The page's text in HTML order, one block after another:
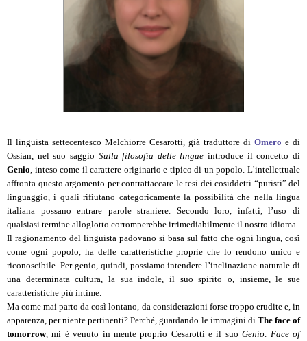
Il linguista settecentesco Melchiorre Cesarotti, già traduttore di Omero e di
Ossian, nel suo saggio Sulla filosofia delle lingue introduce il concetto di
Genio , inteso come il carattere originario e tipico di un popolo. L’intellettuale
affronta questo argomento per contrattaccare le tesi dei cosiddetti “puristi” del
linguaggio, i quali rifiutano categoricamente la possibilità che nella lingua
italiana possano entrare parole straniere. Secondo loro, infatti, l’uso di
qualsiasi termine alloglotto corromperebbe irrimediabilmente il nostro idioma.
Il ragionamento del linguista padovano si basa sul fatto che ogni lingua, così
come ogni popolo, ha delle caratteristiche proprie che lo rendono unico e
riconoscibile. Per genio, quindi, possiamo intendere l’inclinazione naturale di
una determinata cultura, la sua indole, il suo spirito o, insieme, le sue
caratteristiche più intime.
Ma come mai parto da così lontano, da considerazioni forse troppo erudite e, in
apparenza, per niente pertinenti? Perché, guardando le immagini di The face of
tomorrow, mi è venuto in mente proprio Cesarotti e il suoGenio
Face of